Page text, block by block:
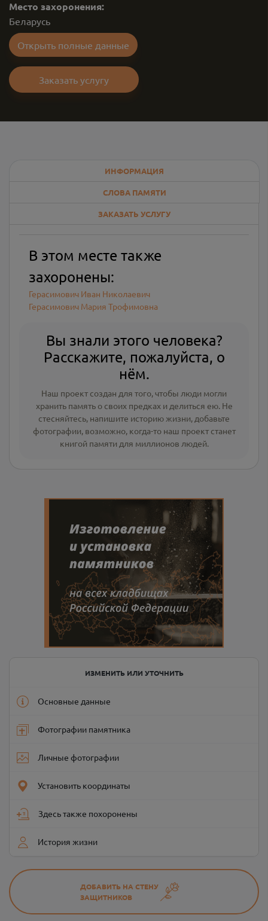
Место захоронения:
Беларусь
Открыть полные данные
Заказать услугу
ИНФОРМАЦИЯ
СЛОВА ПАМЯТИ
ЗАКАЗАТЬ УСЛУГУ
В этом месте также
захоронены:
Герасимович Иван Николаевич
Герасимович Мария Трофимовна
Вы знали этого человека?
Расскажите, пожалуйста, о
нём.
Наш проект создан для того, чтобы люди могли
хранить память о своих предках и делиться ею. Не
стесняйтесь, напишите историю жизни, добавьте
фотографии, возможно, когда-то наш проект станет
книгой памяти для миллионов людей.
ИЗМЕНИТЬ ИЛИ УТОЧНИТЬ
Основные данные
Фотографии памятника
Личные фотографии
Установить координаты
Здесь также похоронены
История жизни
ДОБАВИТЬ НА СТЕНУ
ЗАЩИТНИКОВ